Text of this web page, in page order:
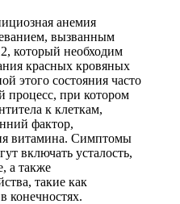
анемия
вызванным
который необходим
красных кровяных
этого состояния часто
процесс, при котором
к клеткам,
фактор,
витамина. Симптомы
включать усталость,
а также
такие как
конечностях.